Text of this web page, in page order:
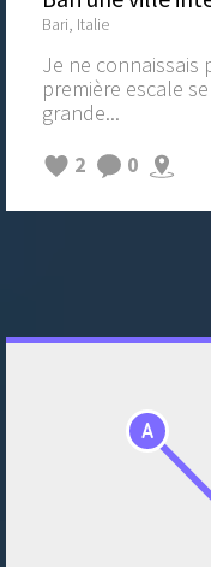
Bari, Italie
Je ne
première escale
grande...
2
0
A